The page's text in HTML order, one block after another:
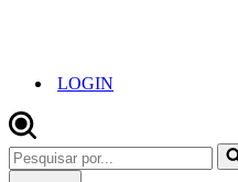
LOGIN
Pesquisar
por...